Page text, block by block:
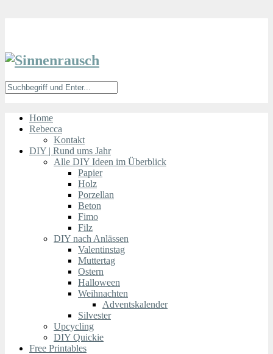
Home
Rebecca
Kontakt
DIY | Rund ums Jahr
Alle DIY Ideen im Überblick
Papier
Holz
Porzellan
Beton
Fimo
Filz
DIY nach Anlässen
Valentinstag
Muttertag
Ostern
Halloween
Weihnachten
Adventskalender
Silvester
Upcycling
DIY Quickie
Free Printables